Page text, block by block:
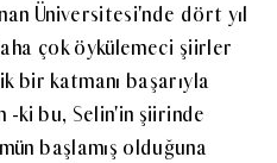
Üniversitesi'nde dört yıl
çok öykülemeci şiirler
bir katmanı başarıyla
-ki bu, Selin'in şiirinde
başlamış olduğuna